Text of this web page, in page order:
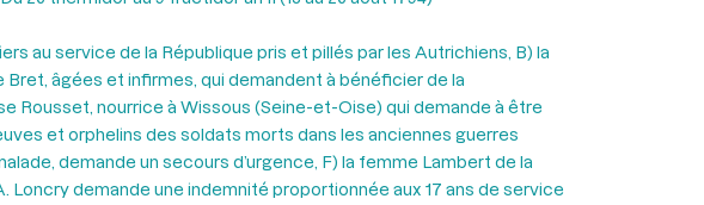
au service de la République pris et pillés par les Autrichiens, B) la
âgées et infirmes, qui demandent à bénéficier de la
Rousset, nourrice à Wissous (Seine-et-Oise) qui demande à être
et orphelins des soldats morts dans les anciennes guerres
demande un secours d’urgence, F) la femme Lambert de la
Loncry demande une indemnité proportionnée aux 17 ans de service